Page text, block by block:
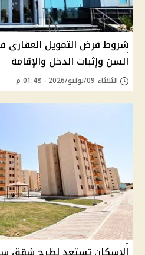
شروط قرض التمويل العقاري
السن وإثبات الدخل والإقامة
الثلاثاء 09/يونيو/2026 - 01:48 م